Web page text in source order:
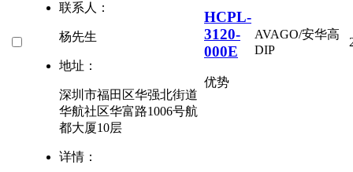
联系人：
杨先生
地址：
深圳市福田区华强北街道
华航社区华富路1006号航
都大厦10层
详情：
HCPL-
3120-
000E
优势
AVAGO/安华高
DIP